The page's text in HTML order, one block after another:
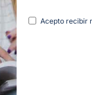
Acepto recibir